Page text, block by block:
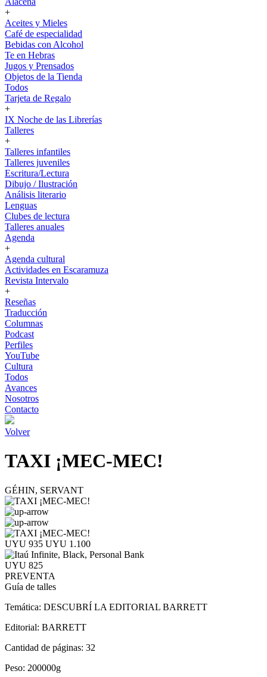
+
Aceites y Mieles
Café de especialidad
Bebidas con Alcohol
Te en Hebras
Jugos y Prensados
Objetos de la Tienda
Todos
Tarjeta de Regalo
+
IX Noche de las Librerías
Talleres
+
Talleres infantiles
Talleres juveniles
Escritura/Lectura
Dibujo / Ilustración
Análisis literario
Lenguas
Clubes de lectura
Talleres anuales
Agenda
+
Agenda cultural
Actividades en Escaramuza
Revista Intervalo
+
Reseñas
Traducción
Columnas
Podcast
Perfiles
YouTube
Cultura
Todos
Avances
Nosotros
Contacto
Volver
TAXI ¡MEC-MEC!
GÉHIN, SERVANT
UYU 935 UYU 1.100
UYU 825
PREVENTA
Guía de talles
Temática: DESCUBRÍ LA EDITORIAL BARRETT
Editorial: BARRETT
Cantidad de páginas: 32
Peso: 200000g